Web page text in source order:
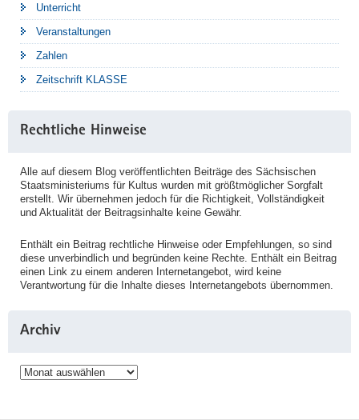
Unterricht
Veranstaltungen
Zahlen
Zeitschrift KLASSE
Rechtliche Hinweise
Alle auf diesem Blog veröffentlichten Beiträge des Sächsischen
Staatsministeriums für Kultus wurden mit größtmöglicher Sorgfalt
erstellt. Wir übernehmen jedoch für die Richtigkeit, Vollständigkeit
und Aktualität der Beitragsinhalte keine Gewähr.
Enthält ein Beitrag rechtliche Hinweise oder Empfehlungen, so sind
diese unverbindlich und begründen keine Rechte. Enthält ein Beitrag
einen Link zu einem anderen Internetangebot, wird keine
Verantwortung für die Inhalte dieses Internetangebots übernommen.
Archiv
Archiv